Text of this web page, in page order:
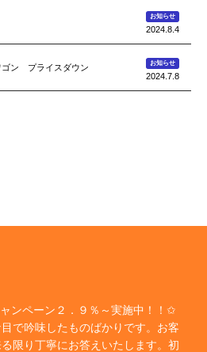
お知らせ
2024.8.4
ゴン プライスダウン お知らせ
2024.7.8
ンペーン２．９％～実施中！！✩
で吟味したものばかりです。お客
限り丁寧にお答えいたします。初